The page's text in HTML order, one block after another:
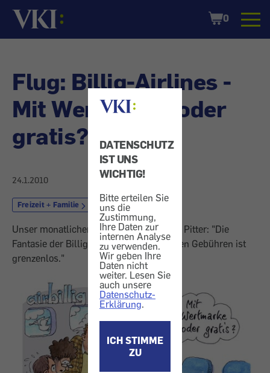
DATENSCHUTZ
IST UNS
WICHTIG!
Bitte erteilen Sie
uns die
Zustimmung,
Ihre Daten zur
internen Analyse
zu verwenden.
Wir geben Ihre
Daten nicht
weiter. Lesen Sie
auch unsere
Datenschutz-
Erklärung.
ICH STIMME
ZU
Startseite
Shopping
Cart
0
Flug: Billig-Airlines -
Mit Wertmarke oder
gratis?
24.1.2010
Freizeit + Familie Reise und Urlaub
Unser monatlicher Kartoon: diesmal von Pitter: "Die
Fantasie der Billigairlines bei zusätzlichen Gebühren ist
grenzenlos."